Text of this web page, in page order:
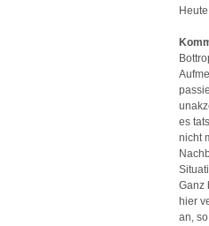
es
nicht
Ganz
hier
an,